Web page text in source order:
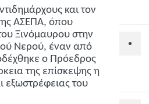
και τον
ΑΣΕΠΑ, όπου
Ξινόμαυρου στην
Νερού, έναν από
ο Πρόεδρος
της επίσκεψης η
εξωστρέφειας του
•